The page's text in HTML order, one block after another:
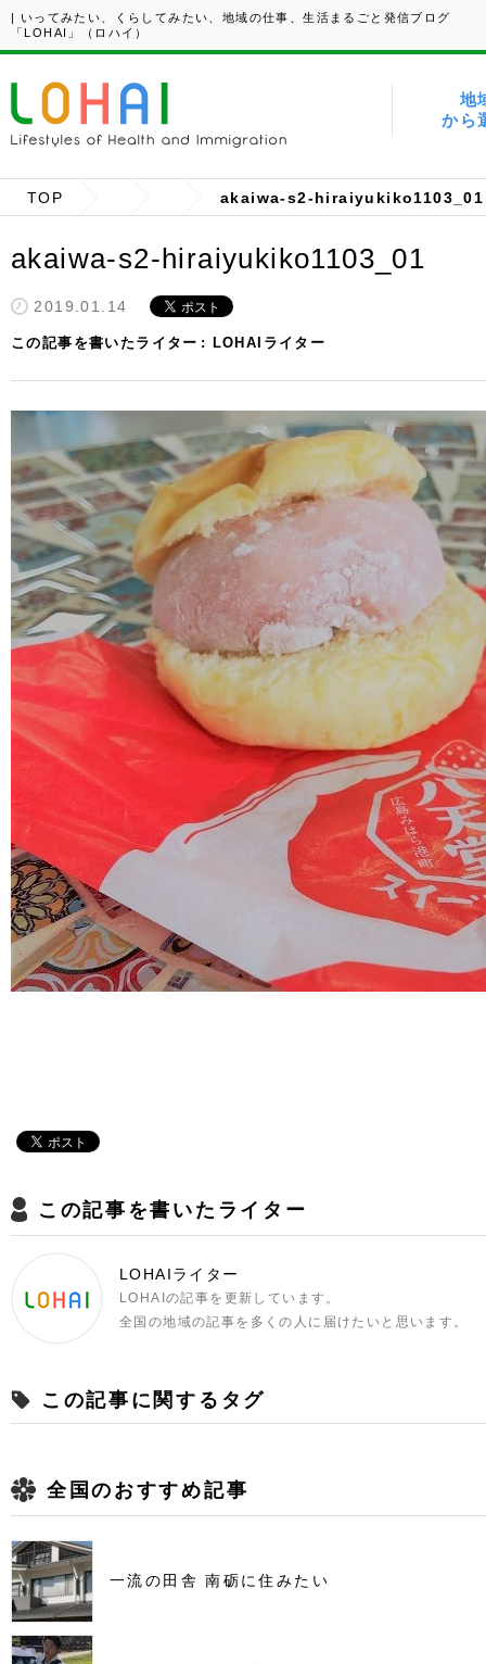
| いってみたい、くらしてみたい、地域の仕事、生活まるごと発信ブログ
「LOHAI」（ロハイ）
地
から
TOP akaiwa-s2-hiraiyukiko1103_01
akaiwa-s2-hiraiyukiko1103_01
2019.01.14
この記事を書いたライター LOHAIライター
この記事を書いたライター
LOHAIライター
LOHAIの記事を更新しています。
全国の地域の記事を多くの人に届けたいと思います。
この記事に関するタグ
全国のおすすめ記事
一流の田舎 南砺に住みたい